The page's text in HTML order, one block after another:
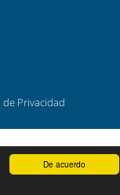
De acuerdo
de Privacidad